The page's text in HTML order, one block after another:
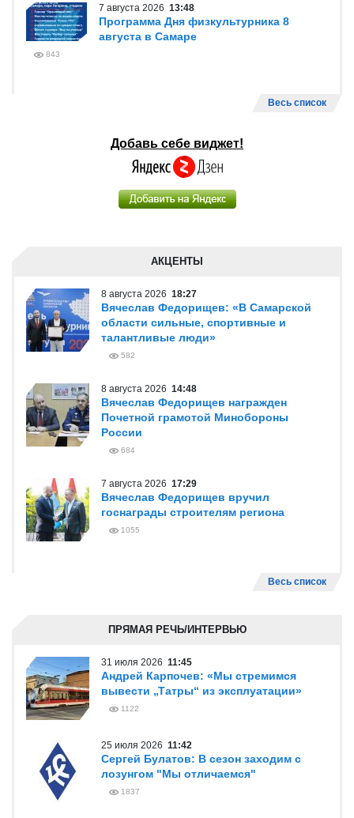
7 августа 2026 13:48
Программа Дня физкультурника 8
августа в Самаре
843
Весь список
Добавь себе виджет!
АКЦЕНТЫ
8 августа 2026 18:27
Вячеслав Федорищев: «В Самарской
области сильные, спортивные и
талантливые люди»
582
8 августа 2026 14:48
Вячеслав Федорищев награжден
Почетной грамотой Минобороны
России
684
7 августа 2026 17:29
Вячеслав Федорищев вручил
госнаграды строителям региона
1055
Весь список
ПРЯМАЯ РЕЧЬ/ИНТЕРВЬЮ
31 июля 2026 11:45
Андрей Карпочев: «Мы стремимся
вывести „Татры“ из эксплуатации»
1122
25 июля 2026 11:42
Сергей Булатов: В сезон заходим с
лозунгом "Мы отличаемся"
1837